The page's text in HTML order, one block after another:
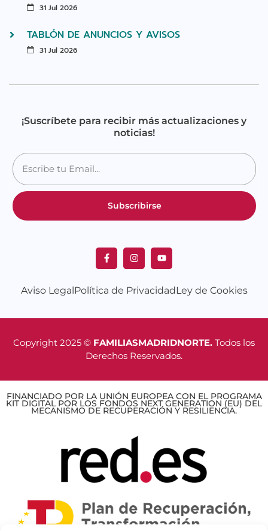
31 Jul 2026
TABLÓN DE ANUNCIOS Y AVISOS
31 Jul 2026
¡Suscríbete para recibir más actualizaciones y
noticias!
Subscribirse
Aviso LegalPolítica de PrivacidadLey de Cookies
Copyright 2025 © FAMILIASMADRIDNORTE. Todos los
Derechos Reservados.
FINANCIADO POR LA UNIÓN EUROPEA CON EL PROGRAMA
KIT DIGITAL POR LOS FONDOS NEXT GENERATION (EU) DEL
MECANISMO DE RECUPERACIÓN Y RESILIENCIA.